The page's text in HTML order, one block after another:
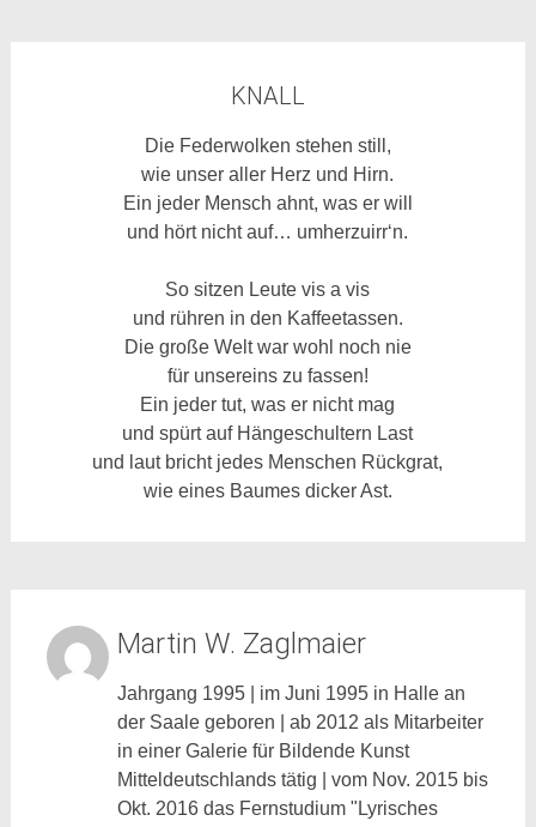
KNALL
Die Federwolken stehen still,
wie unser aller Herz und Hirn.
Ein jeder Mensch ahnt, was er will
und hört nicht auf… umherzuirr‘n.
So sitzen Leute vis a vis
und rühren in den Kaffeetassen.
Die große Welt war wohl noch nie
für unsereins zu fassen!
Ein jeder tut, was er nicht mag
und spürt auf Hängeschultern Last
und laut bricht jedes Menschen Rückgrat,
wie eines Baumes dicker Ast.
Martin W. Zaglmaier
Jahrgang 1995 | im Juni 1995 in Halle an
der Saale geboren | ab 2012 als Mitarbeiter
in einer Galerie für Bildende Kunst
Mitteldeutschlands tätig | vom Nov. 2015 bis
Okt. 2016 das Fernstudium "Lyrisches